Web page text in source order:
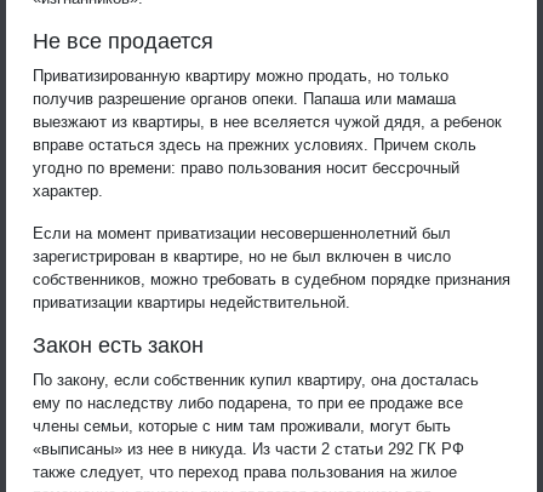
Не все продается
Приватизированную квартиру можно продать, но только
получив разрешение органов опеки. Папаша или мамаша
выезжают из квартиры, в нее вселяется чужой дядя, а ребенок
вправе остаться здесь на прежних условиях. Причем сколь
угодно по времени: право пользования носит бессрочный
характер.
Если на момент приватизации несовершеннолетний был
зарегистрирован в квартире, но не был включен в число
собственников, можно требовать в судебном порядке признания
приватизации квартиры недействительной.
Закон есть закон
По закону, если собственник купил квартиру, она досталась
ему по наследству либо подарена, то при ее продаже все
члены семьи, которые с ним там проживали, могут быть
«выписаны» из нее в никуда. Из части 2 статьи 292 ГК РФ
также следует, что переход права пользования на жилое